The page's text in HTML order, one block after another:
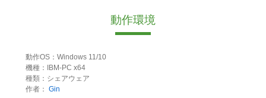
動作環境
動作OS：Windows 11/10
機種：IBM-PC x64
種類：シェアウェア
作者： Gin